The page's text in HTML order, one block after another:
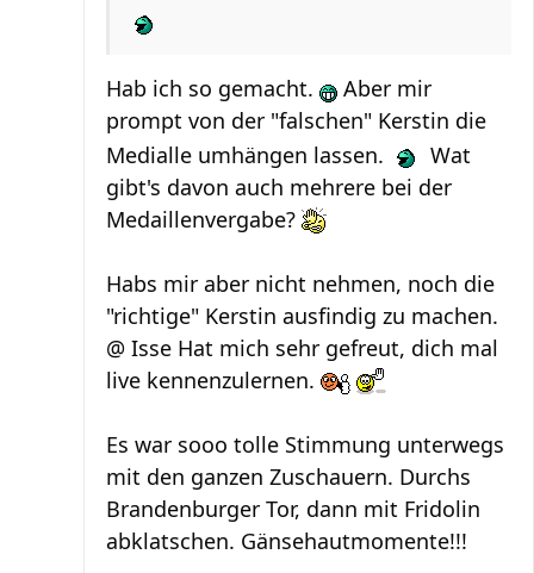
Hab ich so gemacht.
Aber mir
prompt von der "falschen" Kerstin die
Medialle umhängen lassen.
Wat
gibt's davon auch mehrere bei der
Medaillenvergabe?
Habs mir aber nicht nehmen, noch die
"richtige" Kerstin ausfindig zu machen.
@ Isse Hat mich sehr gefreut, dich mal
live kennenzulernen.
Es war sooo tolle Stimmung unterwegs
mit den ganzen Zuschauern. Durchs
Brandenburger Tor, dann mit Fridolin
abklatschen. Gänsehautmomente!!!